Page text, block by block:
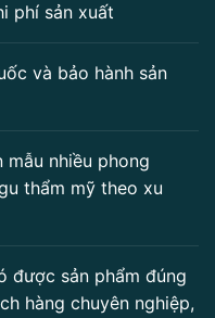
phí sản xuất
và bảo hành sản
mẫu nhiều phong
thẩm mỹ theo xu
được sản phẩm đúng
hàng chuyên nghiệp,